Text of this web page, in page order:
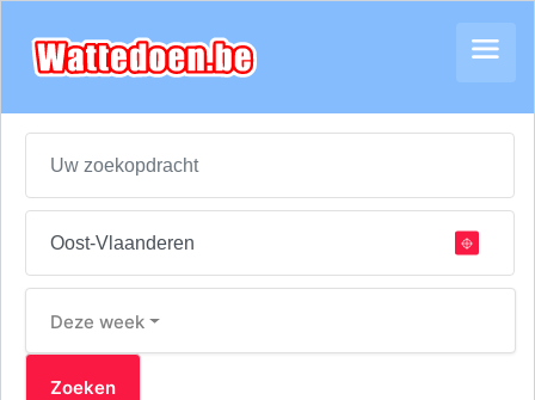
Deze week